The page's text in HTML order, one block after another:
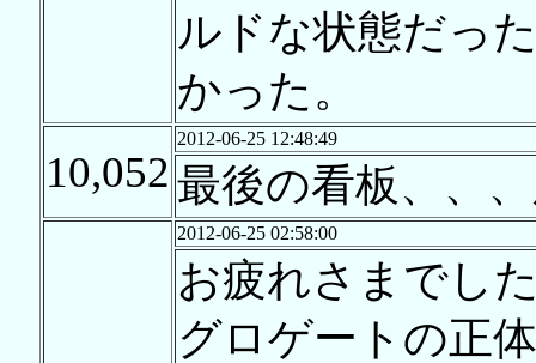
ルドな状態だっ
かった。
10,052
2012-06-25 12:48:49
最後の看板、、
2012-06-25 02:58:00
お疲れさまでし
グロゲートの正